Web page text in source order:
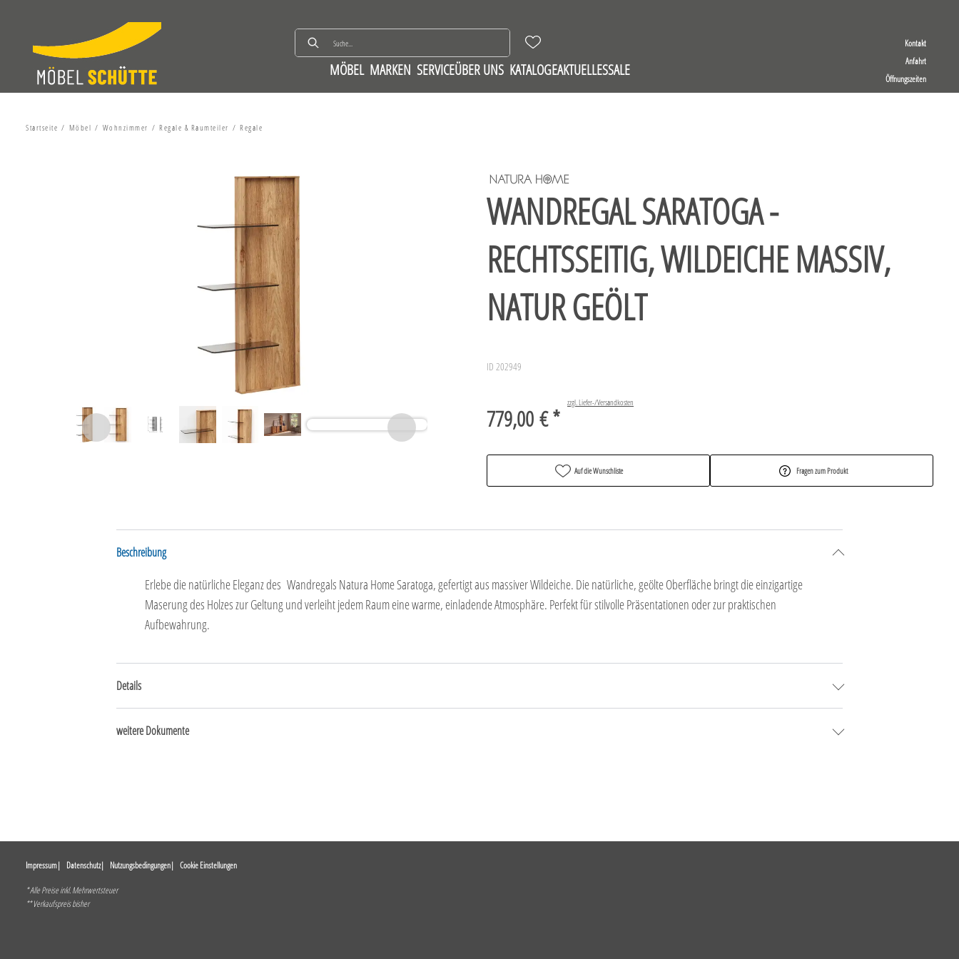
Kontakt
Anfahrt
Öffnungszeiten
MÖBEL MARKEN SERVICEÜBER UNS KATALOGEAKTUELLESSALE
Startseite Möbel Wohnzimmer Regale & Raumteiler Regale
WANDREGAL SARATOGA -
RECHTSSEITIG, WILDEICHE MASSIV,
NATUR GEÖLT
ID 202949
779,00 € *
zzgl. Liefer-/Versandkosten
Auf die Wunschliste Fragen zum Produkt
Beschreibung
Erlebe die natürliche Eleganz des Wandregals Natura Home Saratoga, gefertigt aus massiver Wildeiche. Die natürliche, geölte Oberfläche bringt die einzigartige
Maserung des Holzes zur Geltung und verleiht jedem Raum eine warme, einladende Atmosphäre. Perfekt für stilvolle Präsentationen oder zur praktischen
Aufbewahrung.
Details
weitere Dokumente
Impressum Datenschutz Nutzungsbedingungen Cookie Einstellungen
* Alle Preise inkl. Mehrwertsteuer
** Verkaufspreis bisher